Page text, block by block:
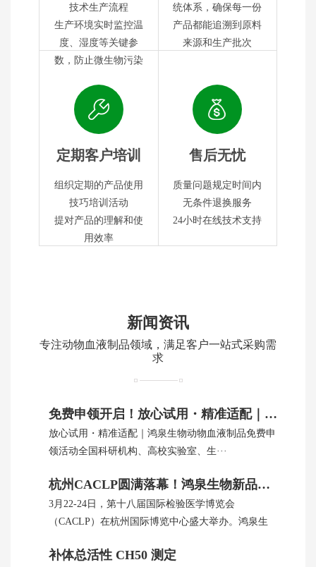
技术生产流程
生产环境实时监控温
度、湿度等关键参
数，防止微生物污染
统体系，确保每一份
产品都能追溯到原料
来源和生产批次
定期客户培训
组织定期的产品使用
技巧培训活动
提对产品的理解和使
用效率
售后无忧
质量问题规定时间内
无条件退换服务
24小时在线技术支持
新闻资讯
专注动物血液制品领域，满足客户一站式采购需
求
免费申领开启！放心试用・精准适配｜鸿泉生物动物血制品
放心试用・精准适配｜鸿泉生物动物血液制品免费申
领活动全国科研机构、高校实验室、生···
杭州CACLP圆满落幕！鸿泉生物新品引全球瞩目
3月22-24日，第十八届国际检验医学博览会
（CACLP）在杭州国际博览中心盛大举办。鸿泉生
补体总活性 CH50 测定